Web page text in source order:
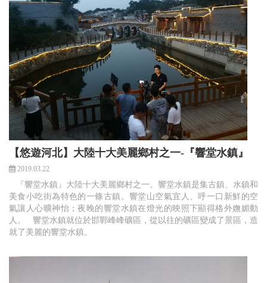
【悠遊河北】大陸十大美麗鄉村之一-『響堂水鎮』
2019.03.22
『響堂水鎮』大陸十大美麗鄉村之一。響堂水鎮是集古鎮、水鎮和
美食小吃街為特色的一條古鎮。響堂山空氣宜人、呼一口新鮮的空
氣讓人心曠神怡；夜晚的響堂水鎮在燈光的映照下顯得格外嫵媚動
人。 響堂水鎮就位於邯鄲峰峰礦區，從以往的礦區變成了景區，造
就了美麗的響堂水鎮。